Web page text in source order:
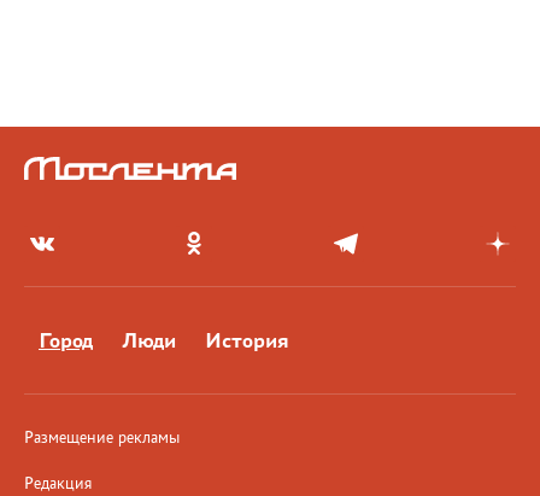
Город Люди История
Размещение рекламы
Редакция